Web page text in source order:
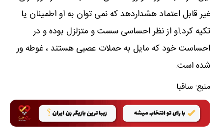
غیر قابل اعتماد هشداردهد که نمی توان به او اطمینان یا
تکیه کرد.او از نظر احساسی سست و متزلزل بوده و در
احساست خود که مایل به حملات عصبی هستند ، غوطه ور
شده است.
منبع: ساقیا